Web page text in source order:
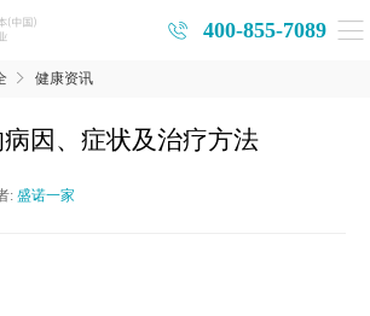
400-855-7089
健康资讯
因、症状及治疗方法
: 盛诺一家